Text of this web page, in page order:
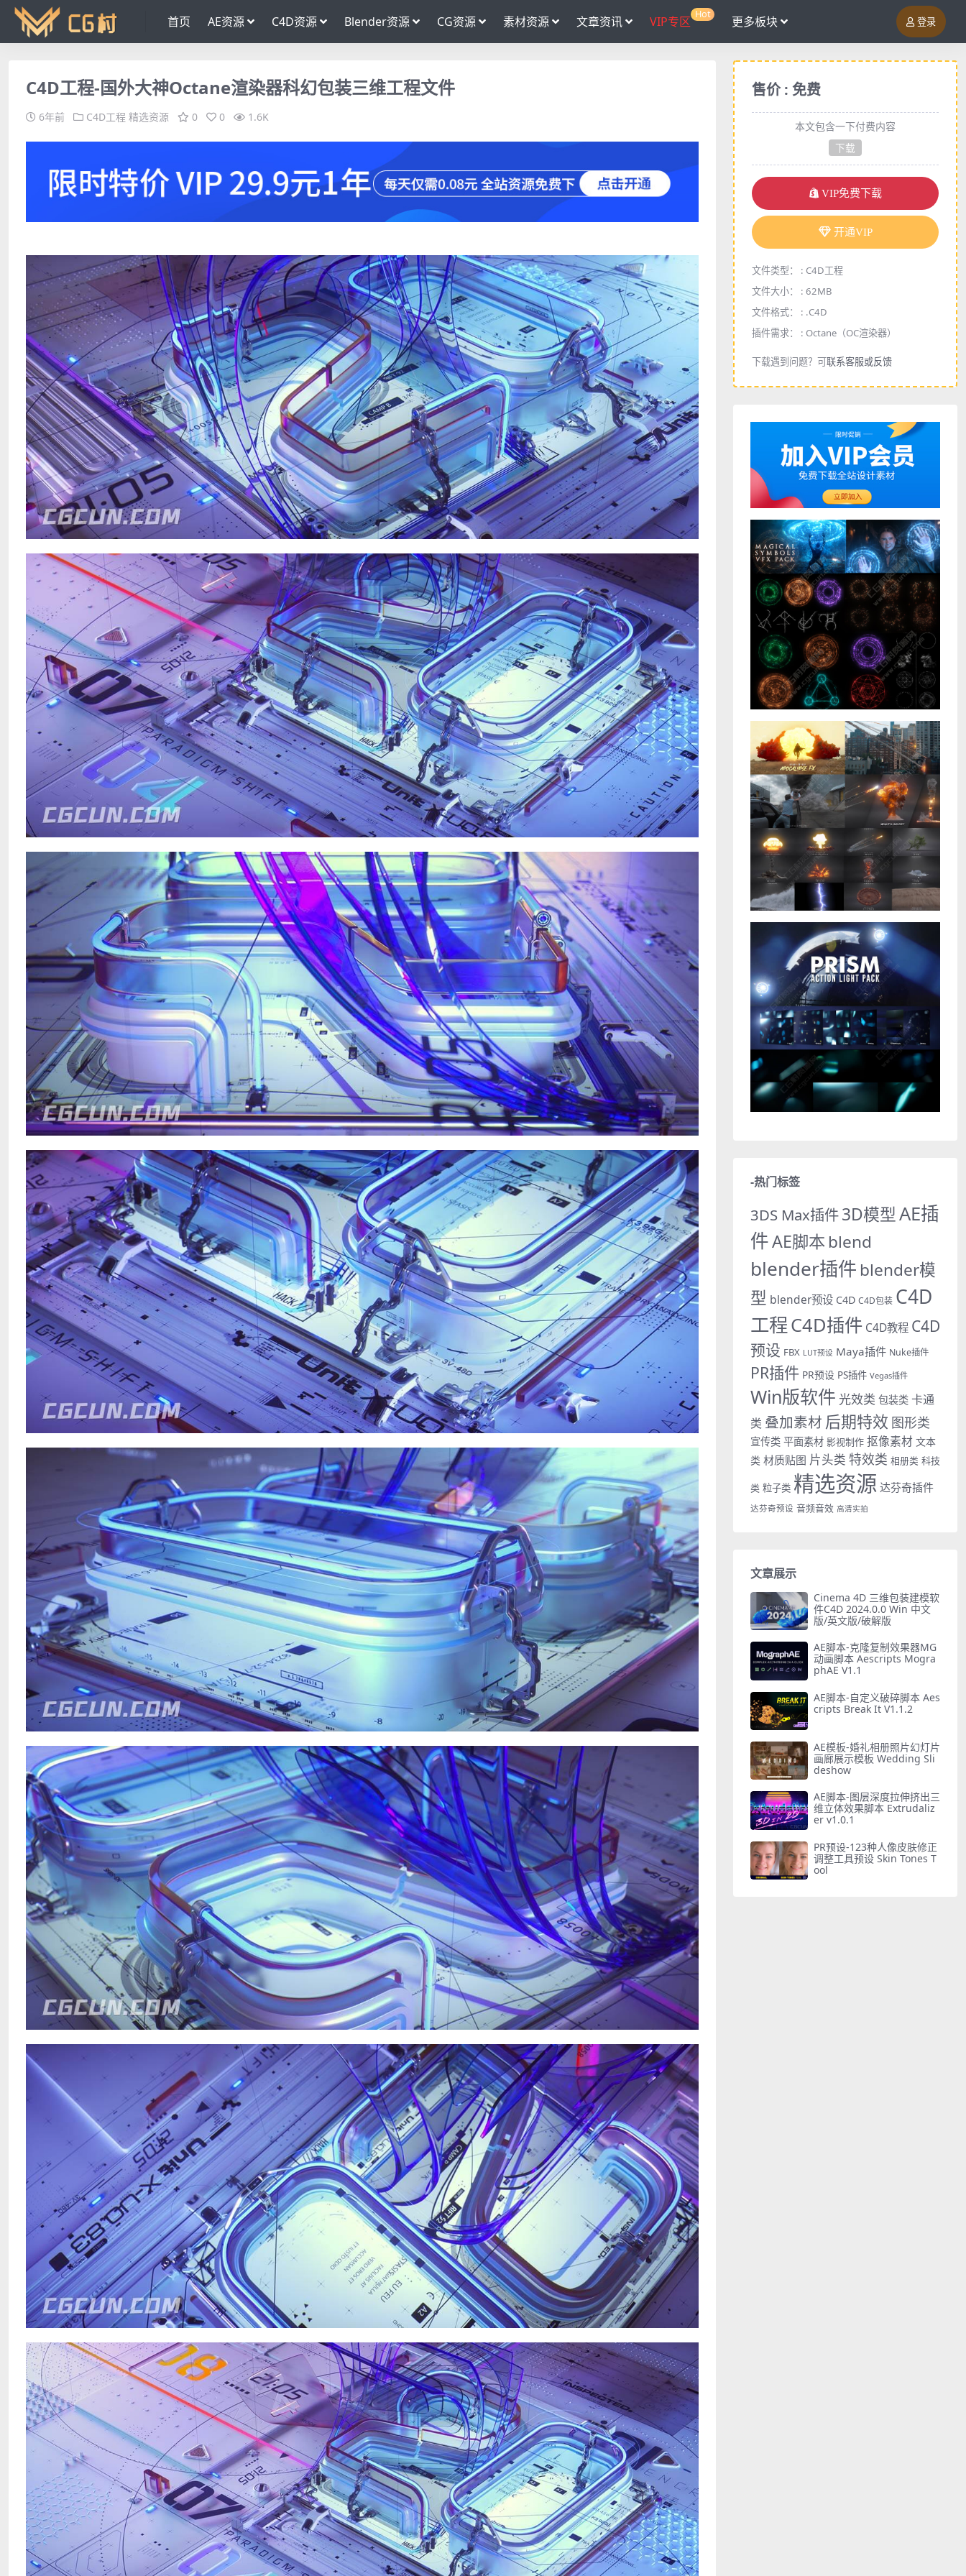
首页 AE资源 C4D资源 Blender资源 CG资源 素材资源 文章资讯 VIP专区 Hot 更多板块 登录
C4D工程-国外大神Octane渲染器科幻包装三维工程文件
6年前 C4D工程 精选资源 0 0 1.6K
售价 : 免费
本文包含一下付费内容
下载
VIP免费下载
开通VIP
文件类型： : C4D工程
文件大小： : 62MB
文件格式： : .C4D
插件需求： : Octane（OC渲染器）
下载遇到问题？可联系客服或反馈
-热门标签
3DS Max插件3D模型AE插
件AE脚本 blend
blender插件 blender模
型 blender预设 C4D C4D包装 C4D
工程C4D插件 C4D教程 C4D
预设 FBX LUT预设 Maya插件 Nuke插件
PR插件 PR预设 PS插件 Vegas插件
Win版软件 光效类 包装类 卡通
类 叠加素材 后期特效 图形类
宣传类 平面素材 影视制作 抠像素材 文本
类 材质贴图 片头类 特效类 相册类 科技
类 粒子类 精选资源 达芬奇插件
达芬奇预设 音频音效 高清实拍
文章展示
Cinema 4D 三维包装建模软
件C4D 2024.0.0 Win 中文
版/英文版/破解版
AE脚本-克隆复制效果器MG
动画脚本 Aescripts Mogra
phAE V1.1
AE脚本-自定义破碎脚本 Aes
cripts Break It V1.1.2
AE模板-婚礼相册照片幻灯片
画廊展示模板 Wedding Sli
deshow
AE脚本-图层深度拉伸挤出三
维立体效果脚本 Extrudaliz
er v1.0.1
PR预设-123种人像皮肤修正
调整工具预设 Skin Tones T
ool